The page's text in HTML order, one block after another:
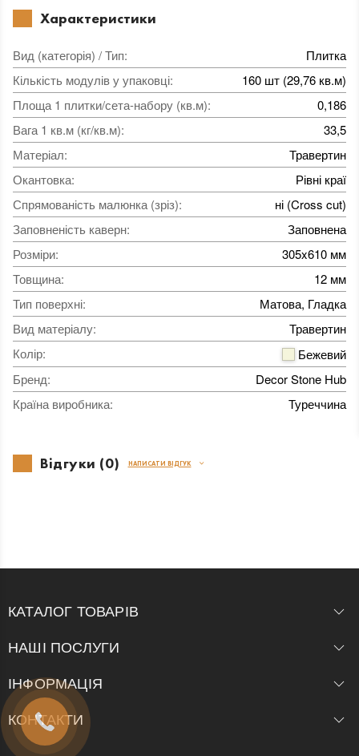
Характеристики
Вид (категорія) / Тип:
Плитка
Кількість модулів у упаковці:
160 шт (29,76 кв.м)
Площа 1 плитки/сета-набору (кв.м):
0,186
Вага 1 кв.м (кг/кв.м):
33,5
Матеріал:
Травертин
Окантовка:
Рівні краї
Спрямованість малюнка (зріз):
ні (Cross cut)
Заповненість каверн:
Заповнена
Розміри:
305x610 мм
Товщина:
12 мм
Тип поверхні:
Матова, Гладка
Вид матеріалу:
Травертин
Колір:
Бежевий
Бренд:
Decor Stone Hub
Країна виробника: Туреччина
Відгуки (0) НАПИСАТИ ВІДГУК
КАТАЛОГ ТОВАРІВ
НАШІ ПОСЛУГИ
ІНФОРМАЦІЯ
КОНТАКТИ